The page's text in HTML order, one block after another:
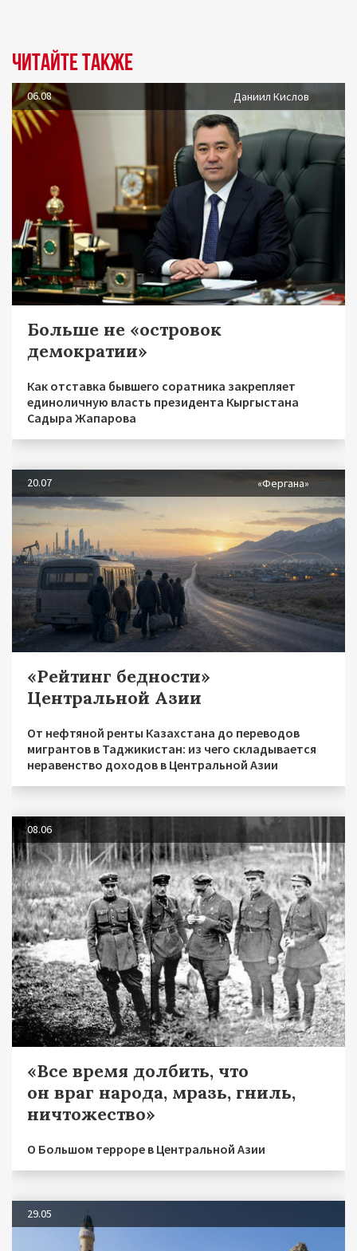
Читайте также
06.08 Даниил Кислов
Больше не «островок
демократии»
Как отставка бывшего соратника закрепляет
единоличную власть президента Кыргыстана
Садыра Жапарова
20.07 «Фергана»
«Рейтинг бедности»
Центральной Азии
От нефтяной ренты Казахстана до переводов
мигрантов в Таджикистан: из чего складывается
неравенство доходов в Центральной Азии
08.06
«Все время долбить, что
он враг народа, мразь, гниль,
ничтожество»
О Большом терроре в Центральной Азии
29.05